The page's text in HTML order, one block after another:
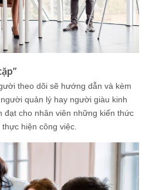
theo dõi sẽ hướng dẫn và kèm
quản lý hay người giàu kinh
đạt cho nhân viên những kiến thức
hiện công việc.